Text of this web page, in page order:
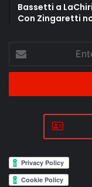
Bassetti a
Con Zingaretti
your
Email